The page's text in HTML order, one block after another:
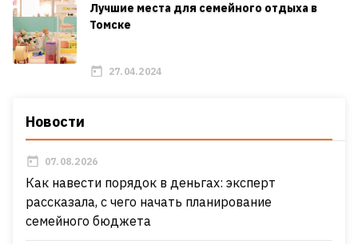
Лучшие места для семейного отдыха в
Томске
27.04.2024
Новости
07.08.2026
Как навести порядок в деньгах: эксперт
рассказала, с чего начать планирование
семейного бюджета